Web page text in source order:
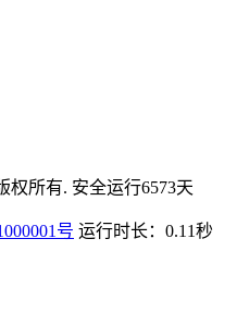
权所有. 安全运行6573天
号 运行时长：0.11秒